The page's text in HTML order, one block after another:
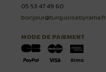
05 53 47 49 60
bonjour@turquoisebyrama.fr
MODE DE PAIEMENT